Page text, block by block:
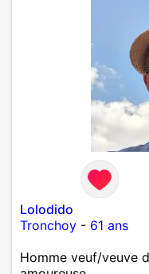
Lolodido
Tronchoy - 61 ans
Homme veuf/veuve